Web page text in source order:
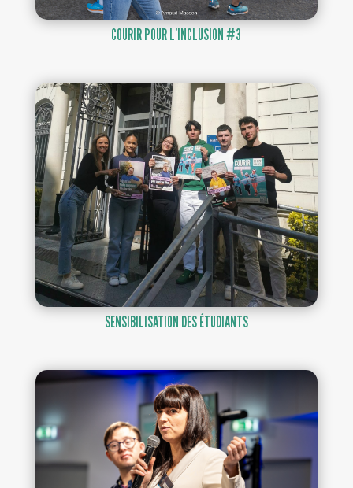
COURIR POUR L’INCLUSION #3
SENSIBILISATION DES ÉTUDIANTS